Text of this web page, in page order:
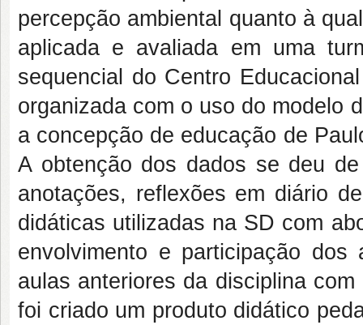
percepção ambiental quanto à
aplicada e avaliada em uma
sequencial do Centro
organizada com o uso do modelo
a concepção de educação de
A obtenção dos dados se deu
anotações, reflexões em diário
didáticas utilizadas na SD com
envolvimento e participação
aulas anteriores da disciplina
foi criado um produto didático